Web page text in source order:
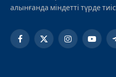
алынғанда міндетті түрде
Facebook
X
Instagram